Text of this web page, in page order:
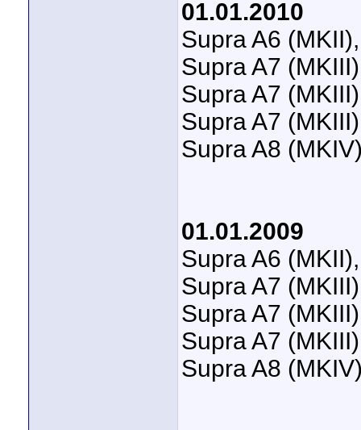
AW: Fahrzeugbestand MKII-MKIV...24.05.2021,
AW: Fahrzeugbestand MKII-MKIV... 25.05.2021,
12:37
Weitere Beiträge folgen...
AW: Fahrzeugbestand MKII-MKIV... 14.04.2014, 19:42
01.01.2010
Supra A6
Supra A7
Supra A7
Supra A7
Supra A8
01.01.2009
Supra A6
Supra A7
Supra A7
Supra A7
Supra A8